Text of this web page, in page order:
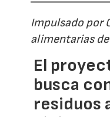
Impulsado por
alimentarias
El
busca
residuos